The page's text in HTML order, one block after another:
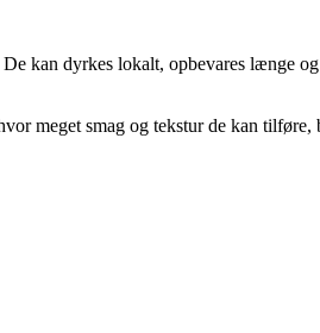
kan dyrkes lokalt, opbevares længe
meget smag og tekstur de kan tilføre,